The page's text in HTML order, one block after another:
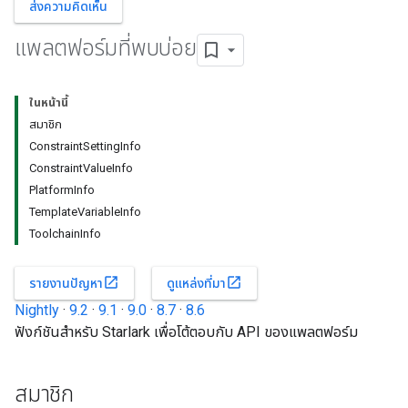
ส่งความคิดเห็น
แพลตฟอร์มที่พบบ่อย
ในหน้านี้
สมาชิก
ConstraintSettingInfo
ConstraintValueInfo
PlatformInfo
TemplateVariableInfo
ToolchainInfo
รายงานปัญหาopen_in_new ดูแหล่งที่มาopen_in_new
Nightly · 9.2 · 9.1 · 9.0 · 8.7 · 8.6
ฟังก์ชันสำหรับ Starlark เพื่อโต้ตอบกับ API ของแพลตฟอร์ม
สมาชิก